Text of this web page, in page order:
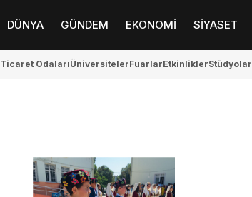
DÜNYA GÜNDEM EKONOMİ SİYASET
Ticaret OdalarıÜniversitelerFuarlarEtkinliklerStüdyolar